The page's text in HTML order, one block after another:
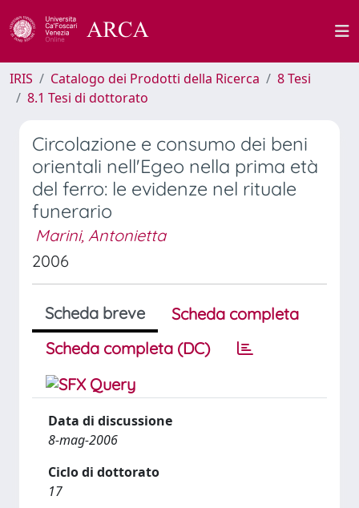
IRIS Catalogo dei Prodotti della Ricerca
8 Tesi
8.1 Tesi di dottorato
Circolazione e consumo dei beni
orientali nell'Egeo nella prima età
del ferro: le evidenze nel rituale
funerario
Marini, Antonietta
2006
Scheda breve
Scheda completa
Scheda completa (DC)
Data di discussione
8-mag-2006
Ciclo di dottorato
17